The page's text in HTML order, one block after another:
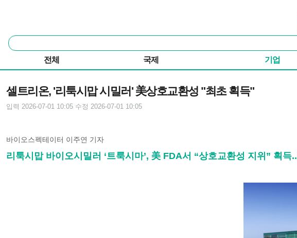
통
합
색
전체 국제 기업
셀트리온, '리툭시맙 시밀러' 美상호교환성 "최초 획득"
입력 2026-07-01 10:05 수정 2026-07-01 10:05
바이오스펙테이터 이주연 기자
리툭시맙 바이오시밀러 ‘트룩시마’, 美 FDA서 “상호교환성 지위” 획